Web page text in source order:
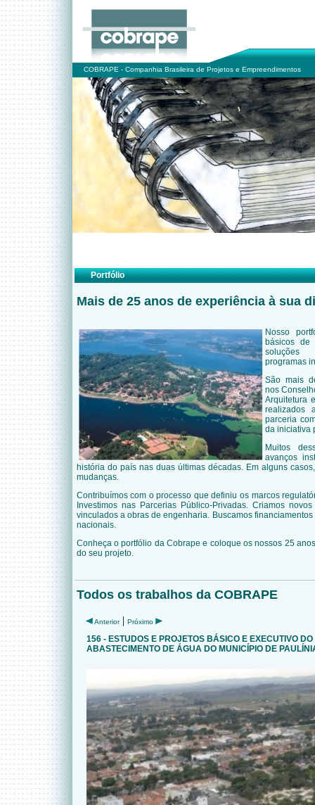
COBRAPE - Companhia Brasileira de Projetos e Empreendimentos
Portfólio
Mais de 25 anos de experiência à sua
Nosso
básicos de
soluções
programas
São mais
nos
Arquitetura
realizados
parceria
da iniciativa
Muitos
avanços
história do país nas duas últimas décadas. Em alguns
mudanças.
Contribuímos com o processo que definiu os marcos
Investimos nas Parcerias Público-Privadas. Criamos
vinculados a obras de engenharia. Buscamos
nacionais.
Conheça o portfólio da Cobrape e coloque os nossos 25
do seu projeto.
Todos os trabalhos da COBRAPE